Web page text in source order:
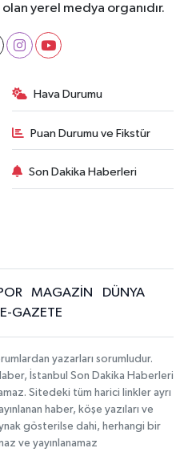
yerel medya organıdır.
Hava Durumu
Puan Durumu ve Fikstür
Son Dakika Haberleri
MAGAZİN
DÜNYA
E-GAZETE
yazarları sorumludur.
İstanbul Son Dakika Haberleri
Sitedeki tüm harici linkler ayrı
haber, köşe yazıları ve
gösterilse dahi, herhangi bir
ve yayınlanamaz